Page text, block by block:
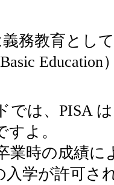
務教育とし
Education
では、PISA
よ。
業時の成績に
入学が許可さ